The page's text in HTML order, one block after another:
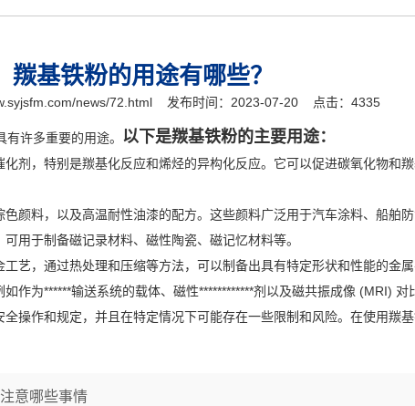
羰基铁粉的用途有哪些？
news/72.html 发布时间：2023-07-20 点击：4335
许多重要的用途。 以下是羰基铁粉的主要用途：
，特别是羰基化反应和烯烃的异构化反应。它可以促进碳氧化物和
料，以及高温耐性油漆的配方。这些颜料广泛用于汽车涂料、船舶防
于制备磁记录材料、磁性陶瓷、磁记忆材料等。
，通过热处理和压缩等方法，可以制备出具有特定形状和性能的金属
为******输送系统的载体、磁性************剂以及磁共振成像 (MRI) 对
作和规定，并且在特定情况下可能存在一些限制和风险。在使用羰基
意哪些事情